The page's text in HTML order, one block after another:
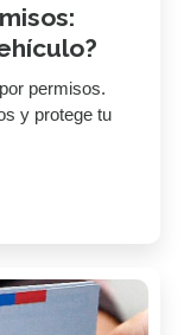
permisos.
y protege tu